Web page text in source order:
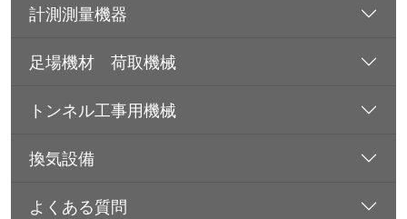
計測測量機器
足場機材 荷取機械
トンネル工事用機械
換気設備
よくある質問